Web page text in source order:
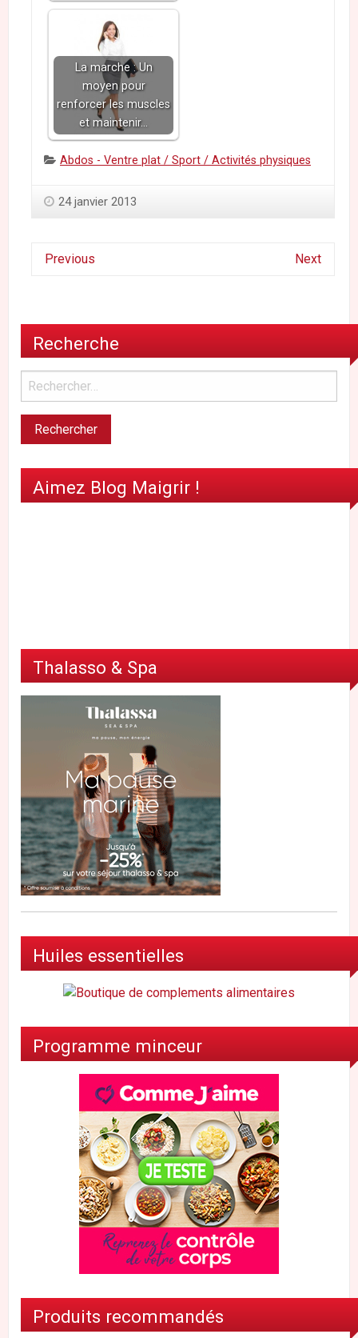
La marche : Un
moyen pour
renforcer les muscles
et maintenir…
Categories:
Abdos - Ventre plat / Sport / Activités physiques
24 janvier 2013
Previous Next
Recherche
Aimez Blog Maigrir !
Thalasso & Spa
Huiles essentielles
Programme minceur
Produits recommandés